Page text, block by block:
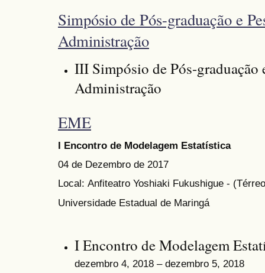
Simpósio de Pós-graduação e
Administração
III Simpósio de Pós-graduação
Administração
EME
I Encontro de Modelagem Estatística
04 de Dezembro de 2017
Local: Anfiteatro Yoshiaki Fukushigue -
Universidade Estadual de Maringá
I Encontro de Modelagem
dezembro 4, 2018 – dezembro 5, 2018